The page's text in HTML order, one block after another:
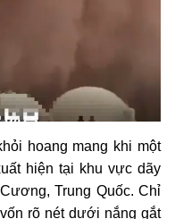
hoang mang khi một
hiện tại khu vực dãy
Trung Quốc. Chỉ
rõ nét dưới nắng gắt